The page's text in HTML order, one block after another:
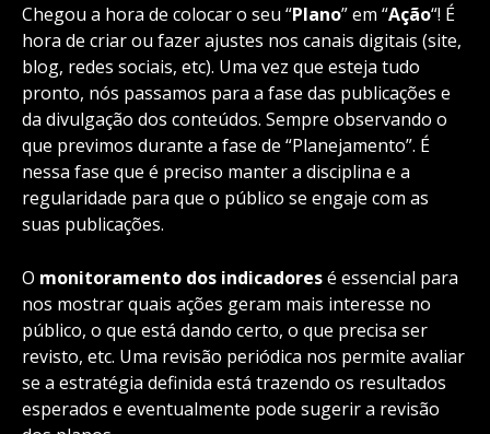
Chegou a hora de colocar o seu “Plano” em “Ação“! É
hora de criar ou fazer ajustes nos canais digitais (site,
blog, redes sociais, etc). Uma vez que esteja tudo
pronto, nós passamos para a fase das publicações e
da divulgação dos conteúdos. Sempre observando o
que previmos durante a fase de “Planejamento”. É
nessa fase que é preciso manter a disciplina e a
regularidade para que o público se engaje com as
suas publicações.
O monitoramento dos indicadoresé essencial para
nos mostrar quais ações geram mais interesse no
público, o que está dando certo, o que precisa ser
revisto, etc. Uma revisão periódica nos permite avaliar
se a estratégia definida está trazendo os resultados
esperados e eventualmente pode sugerir a revisão